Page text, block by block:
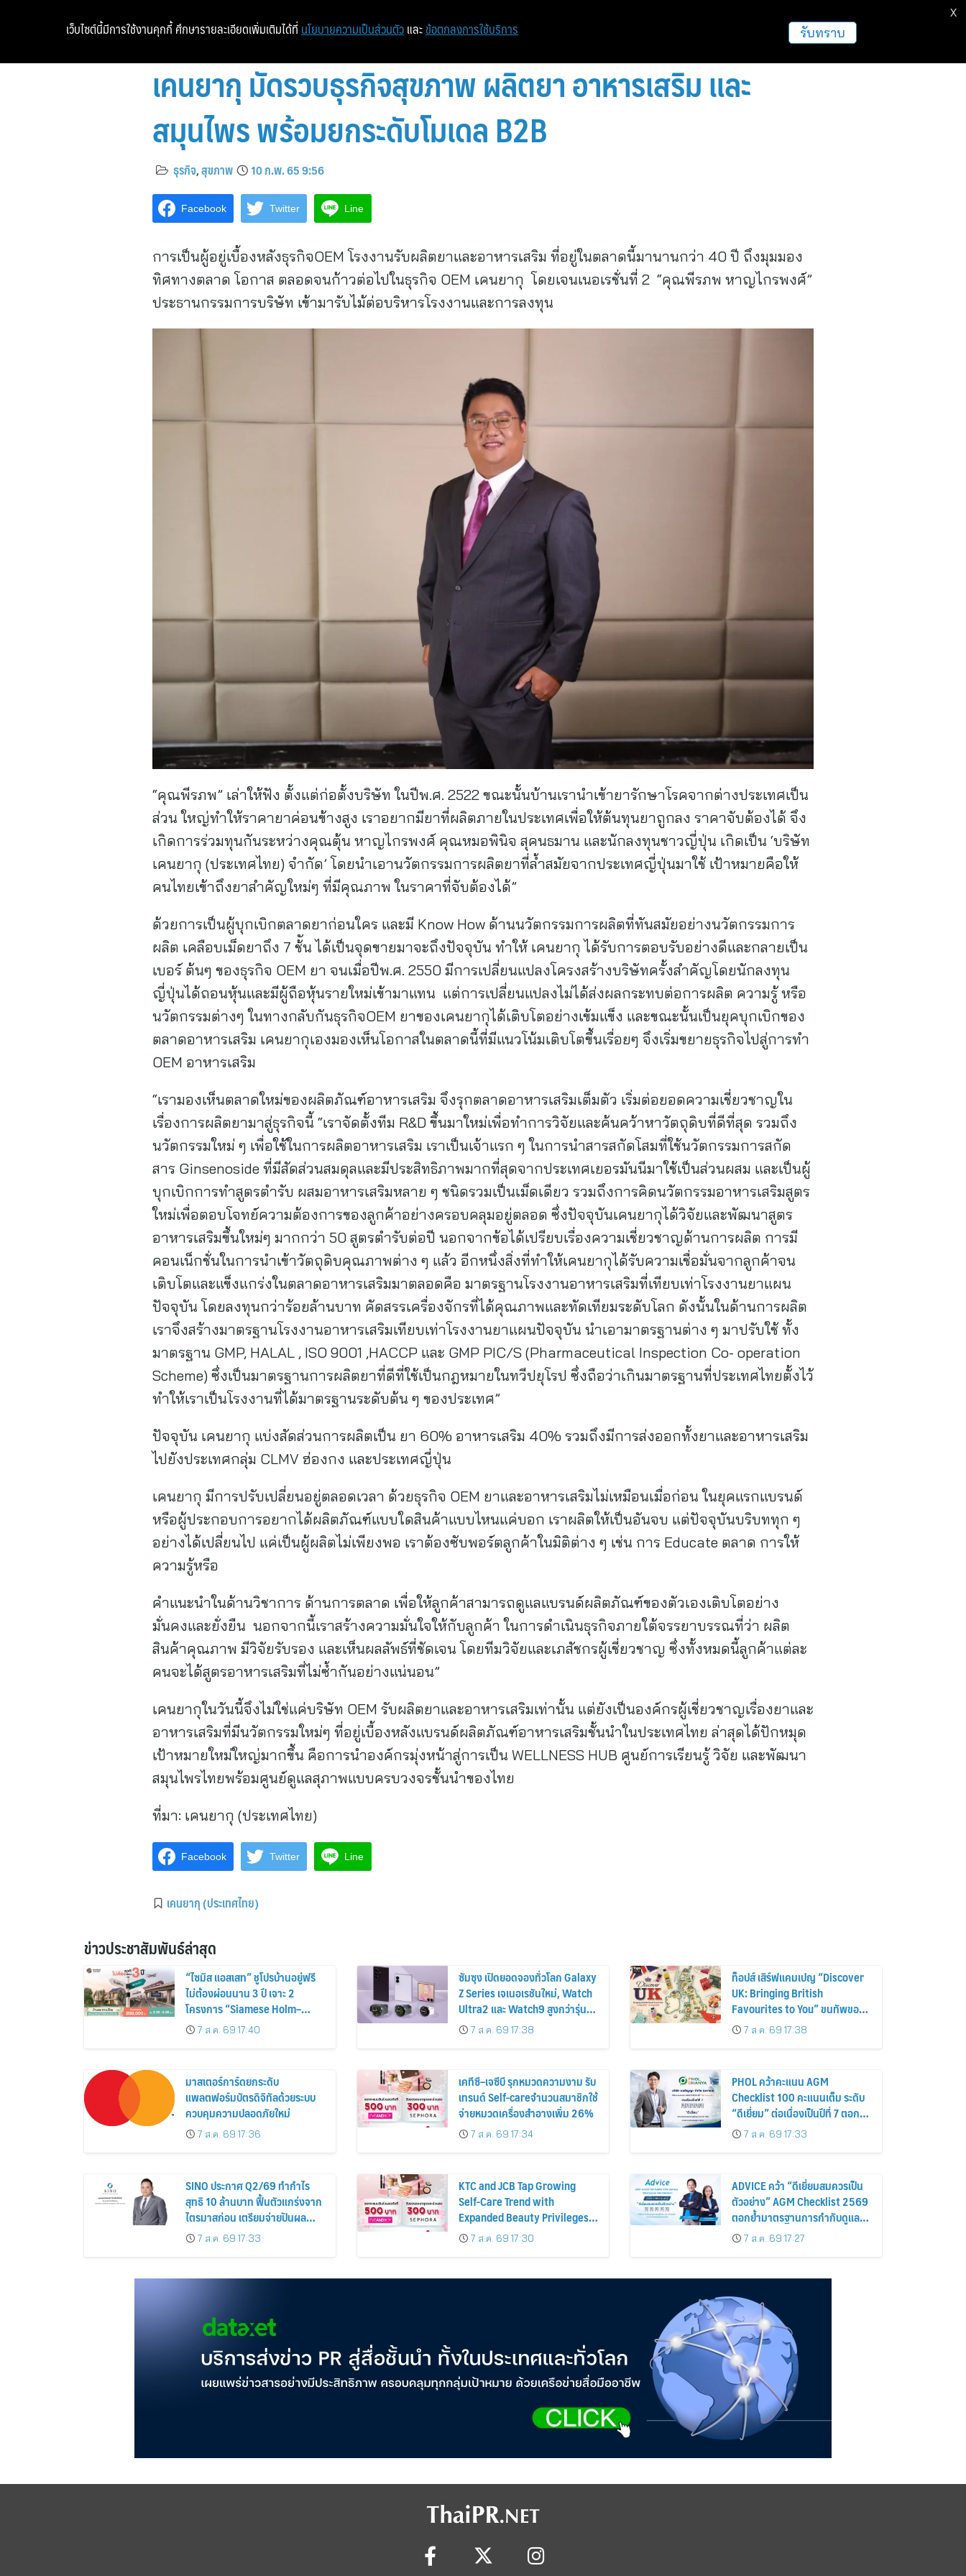
หน้าแรก ท่องเที่ยว ฝากข่าวประชาสัมพันธ์
เคนยากุ มัดรวบธุรกิจสุขภาพ ผลิตยา อาหารเสริม และ
สมุนไพร พร้อมยกระดับโมเดล B2B
ธุรกิจ,สุขภาพ 10 ก.พ. 65 9:56
Facebook Twitter Line
การเป็นผู้อยู่เบื้องหลังธุรกิจOEM โรงงานรับผลิตยาและอาหารเสริม ที่อยู่ในตลาดนี้มานานกว่า 40 ปี ถึงมุมมอง
ทิศทางตลาด โอกาส ตลอดจนก้าวต่อไปในธุรกิจ OEM เคนยากุ โดยเจนเนอเรชั่นที่ 2 “คุณพีรภพ หาญไกรพงศ์”
ประธานกรรมการบริษัท เข้ามารับไม้ต่อบริหารโรงงานและการลงทุน
“คุณพีรภพ” เล่าให้ฟัง ตั้งแต่ก่อตั้งบริษัท ในปีพ.ศ. 2522 ขณะนั้นบ้านเรานำเข้ายารักษาโรคจากต่างประเทศเป็น
ส่วน ใหญ่ทำให้ราคายาค่อนข้างสูง เราอยากมียาที่ผลิตภายในประเทศเพื่อให้ต้นทุนยาถูกลง ราคาจับต้องได้ จึง
เกิดการร่วมทุนกันระหว่างคุณตุ้น หาญไกรพงศ์ คุณหมอพินิจ สุคนธมาน และนักลงทุนชาวญี่ปุ่น เกิดเป็น ‘บริษัท
เคนยากุ (ประเทศไทย) จํากัด’ โดยนำเอานวัตกรรมการผลิตยาที่ล้ำสมัยจากประเทศญี่ปุ่นมาใช้ เป้าหมายคือให้
คนไทยเข้าถึงยาสำคัญใหม่ๆ ที่มีคุณภาพ ในราคาที่จับต้องได้”
ด้วยการเป็นผู้บุกเบิกตลาดยาก่อนใคร และมี Know How ด้านนวัตกรรมการผลิตที่ทันสมัยอย่างนวัตกรรมการ
ผลิต เคลือบเม็ดยาถึง 7 ช้ัน ได้เป็นจุดขายมาจะถึงปัจจุบัน ทำให้ เคนยากุ ได้รับการตอบรับอย่างดีและกลายเป็น
เบอร์ ต้นๆ ของธุรกิจ OEM ยา จนเมื่อปีพ.ศ. 2550 มีการเปลี่ยนแปลงโครงสร้างบริษัทครั้งสำคัญโดยนักลงทุน
ญี่ปุ่นได้ถอนหุ้นและมีผู้ถือหุ้นรายใหม่เข้ามาแทน แต่การเปลี่ยนแปลงไม่ได้ส่งผลกระทบต่อการผลิต ความรู้ หรือ
นวัตกรรมต่างๆ ในทางกลับกันธุรกิจOEM ยาของเคนยากุได้เติบโตอย่างเข้มแข็ง และขณะนั้นเป็นยุคบุกเบิกของ
ตลาดอาหารเสริม เคนยากุเองมองเห็นโอกาสในตลาดนี้ที่มีแนวโน้มเติบโตขึ้นเรื่อยๆ จึงเริ่มขยายธุรกิจไปสู่การทำ
OEM อาหารเสริม
“เรามองเห็นตลาดใหม่ของผลิตภัณฑ์อาหารเสริม จึงรุกตลาดอาหารเสริมเต็มตัว เริ่มต่อยอดความเชี่ยวชาญใน
เรื่องการผลิตยามาสู่ธุรกิจนี้ “เราจัดตั้งทีม R&D ขึ้นมาใหม่เพื่อทำการวิจัยและค้นคว้าหาวัตถุดิบที่ดีที่สุด รวมถึง
นวัตกรรมใหม่ ๆ เพื่อใช้ในการผลิตอาหารเสริม เราเป็นเจ้าแรก ๆ ในการนำสารสกัดโสมที่ใช้นวัตกรรมการสกัด
สาร Ginsenoside ที่มีสัดส่วนสมดุลและมีประสิทธิภาพมากที่สุดจากประเทศเยอรมันนีมาใช้เป็นส่วนผสม และเป็นผู้
บุกเบิกการทำสูตรตำรับ ผสมอาหารเสริมหลาย ๆ ชนิดรวมเป็นเม็ดเดียว รวมถึงการคิดนวัตกรรมอาหารเสริมสูตร
ใหม่เพื่อตอบโจทย์ความต้องการของลูกค้าอย่างครอบคลุมอยู่ตลอด ซึ่งปัจจุบันเคนยากุได้วิจัยและพัฒนาสูตร
อาหารเสริมขึ้นใหม่ๆ มากกว่า 50 สูตรตำรับต่อปี นอกจากข้อได้เปรียบเรื่องความเชี่ยวชาญด้านการผลิต การมี
คอนเน็กชั่นในการนำเข้าวัตถุดิบคุณภาพต่าง ๆ แล้ว อีกหนึ่งสิ่งที่ทำให้เคนยากุได้รับความเชื่อมั่นจากลูกค้าจน
เติบโตและแข็งแกร่งในตลาดอาหารเสริมมาตลอดคือ มาตรฐานโรงงานอาหารเสริมที่เทียบเท่าโรงงานยาแผน
ปัจจุบัน โดยลงทุนกว่าร้อยล้านบาท คัดสรรเครื่องจักรที่ได้คุณภาพและทัดเทียมระดับโลก ดังนั้นในด้านการผลิต
เราจึงสร้างมาตรฐานโรงงานอาหารเสริมเทียบเท่าโรงงานยาแผนปัจจุบัน นำเอามาตรฐานต่าง ๆ มาปรับใช้ ทั้ง
มาตรฐาน GMP, HALAL , ISO 9001 ,HACCP และ GMP PIC/S (Pharmaceutical Inspection Co- operation
Scheme) ซึ่งเป็นมาตรฐานการผลิตยาที่ดีที่ใช้เป็นกฎหมายในทวีปยุโรป ซึ่งถือว่าเกินมาตรฐานที่ประเทศไทยตั้งไว้
ทำให้เราเป็นโรงงานที่ได้มาตรฐานระดับต้น ๆ ของประเทศ”
ปัจจุบัน เคนยากุ แบ่งสัดส่วนการผลิตเป็น ยา 60% อาหารเสริม 40% รวมถึงมีการส่งออกทั้งยาและอาหารเสริม
ไปยังประเทศกลุ่ม CLMV ฮ่องกง และประเทศญี่ปุ่น
เคนยากุ มีการปรับเปลี่ยนอยู่ตลอดเวลา ด้วยธุรกิจ OEM ยาและอาหารเสริมไม่เหมือนเมื่อก่อน ในยุคแรกแบรนด์
หรือผู้ประกอบการอยากได้ผลิตภัณฑ์แบบใดสินค้าแบบไหนแค่บอก เราผลิตให้เป็นอันจบ แต่ปัจจุบันบริบททุก ๆ
อย่างได้เปลี่ยนไป แค่เป็นผู้ผลิตไม่เพียงพอ เราต้องซับพอร์ตลูกค้าในมิติต่าง ๆ เช่น การ Educate ตลาด การให้
ความรู้หรือ
คำแนะนำในด้านวิชาการ ด้านการตลาด เพื่อให้ลูกค้าสามารถดูแลแบรนด์ผลิตภัณฑ์ของตัวเองเติบโตอย่าง
มั่นคงและยั่งยืน นอกจากนี้เราสร้างความมั่นใจให้กับลูกค้า ในการดำเนินธุรกิจภายใต้จรรยาบรรณที่ว่า ผลิต
สินค้าคุณภาพ มีวิจัยรับรอง และเห็นผลลัพธ์ที่ชัดเจน โดยทีมวิจัยและเภสัชกรผู้เชี่ยวชาญ ซึ่งทั้งหมดนี้ลูกค้าแต่ละ
คนจะได้สูตรอาหารเสริมที่ไม่ซ้ำกันอย่างแน่นอน”
เคนยากุในวันนี้จึงไม่ใช่แค่บริษัท OEM รับผลิตยาและอาหารเสริมเท่านั้น แต่ยังเป็นองค์กรผู้เชี่ยวชาญเรื่องยาและ
อาหารเสริมที่มีนวัตกรรมใหม่ๆ ที่อยู่เบื้องหลังแบรนด์ผลิตภัณฑ์อาหารเสริมชั้นนำในประเทศไทย ล่าสุดได้ปักหมุด
เป้าหมายใหม่ใหญ่มากขึ้น คือการนำองค์กรมุ่งหน้าสู่การเป็น WELLNESS HUB ศูนย์การเรียนรู้ วิจัย และพัฒนา
สมุนไพรไทยพร้อมศูนย์ดูแลสุภาพแบบครบวงจรชั้นนำของไทย
ที่มา: เคนยากุ (ประเทศไทย)
Facebook Twitter Line
เคนยากุ (ประเทศไทย)
ข่าวประชาสัมพันธ์ล่าสุด
“ไซมิส แอสเสท” ชูโปรบ้านอยู่ฟรี
ไม่ต้องผ่อนนาน 3 ปี เจาะ 2
โครงการ “Siamese Holm–
Siamese Blossom” พร้อม
ส่วนลดและสิทธิพิเศษถึง 31
7 ส.ค. 69 17:40
ซัมซุง เปิดยอดจองทั่วโลก Galaxy
Z Series เจเนอเรชันใหม่, Watch
Ultra2 และ Watch9 สูงกว่ารุ่น
ก่อนหน้ากว่า 30%
7 ส.ค. 69 17:38
ท็อปส์ เสิร์ฟแคมเปญ “Discover
UK: Bringing British
Favourites to You” ขนทัพของ
อร่อยและไอเท็มฮิตจากสหราช
อาณาจักร ส่งตรงถึงมือตั้งแต่วัน
7 ส.ค. 69 17:38
มาสเตอร์การ์ดยกระดับ
แพลตฟอร์มบัตรดิจิทัลด้วยระบบ
ควบคุมความปลอดภัยใหม่
7 ส.ค. 69 17:36
เคทีซี–เจซีบี รุกหมวดความงาม รับ
เทรนด์ Self-careจำนวนสมาชิกใช้
จ่ายหมวดเครื่องสำอางเพิ่ม 26%
7 ส.ค. 69 17:34
PHOL คว้าคะแนน AGM
Checklist 100 คะแนนเต็ม ระดับ
“ดีเยี่ยม” ต่อเนื่องเป็นปีที่ 7 ตอกย้ำ
การดำเนินธุรกิจตามหลักธรรมาภิ
บาล โปร่งใส สร้างความเชื่อมั่นผู้
7 ส.ค. 69 17:33
SINO ประกาศ Q2/69 ทำกำไร
สุทธิ 10 ล้านบาท ฟื้นตัวแกร่งจาก
ไตรมาสก่อน เตรียมจ่ายปันผล
ระหว่างกาล 0.014423 บาทต่อหุ้น
ครึ่งปีหลังมุ่งเติบโตต่อเนื่อง
7 ส.ค. 69 17:33
KTC and JCB Tap Growing
Self-Care Trend with
Expanded Beauty Privileges
Number of KTC JCB
Cardmembers Spending on
7 ส.ค. 69 17:30
ADVICE คว้า “ดีเยี่ยมสมควรเป็น
ตัวอย่าง” AGM Checklist 2569
ตอกย้ำมาตรฐานการกำกับดูแล
กิจการที่ดี
7 ส.ค. 69 17:27
เว็บไซต์นี้มีการใช้งานคุกกี้ ศึกษารายละเอียดเพิ่มเติมได้ที่ นโยบายความเป็นส่วนตัว และ ข้อตกลงการใช้บริการ รับทราบ
X